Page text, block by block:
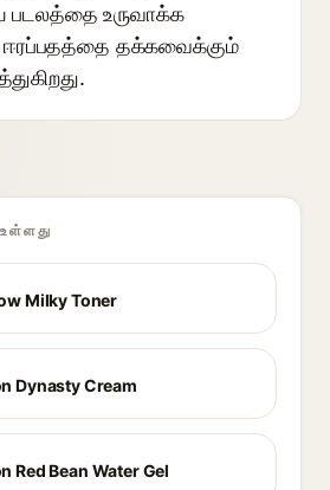
படலத்தை உருவாக்க
ஈரப்பதத்தை தக்கவைக்கும்
Milky Toner
Dynasty Cream
Red Bean Water Gel